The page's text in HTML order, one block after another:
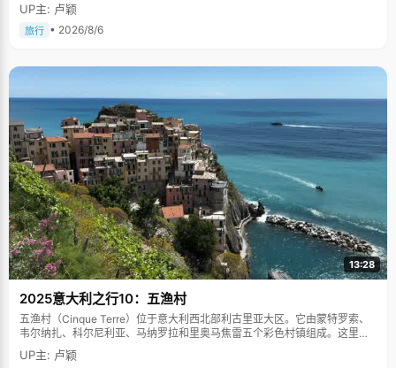
UP主: 卢颖
旅行 • 2026/8/6
13:28
2025意大利之行10：五渔村
五渔村（Cinque Terre）位于意大利西北部利古里亚大区。它由蒙特罗索、
韦尔纳扎、科尔尼利亚、马纳罗拉和里奥马焦雷五个彩色村镇组成。这里依
山傍海，房屋色彩斑斓，1997年被列为世界文化遗产。
UP主: 卢颖